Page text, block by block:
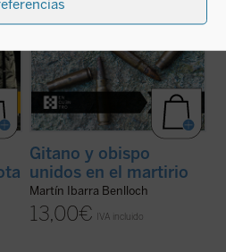
Gitano y obispo
unidos en el martirio
Martín Ibarra Benlloch
13,00€ IVA incluido